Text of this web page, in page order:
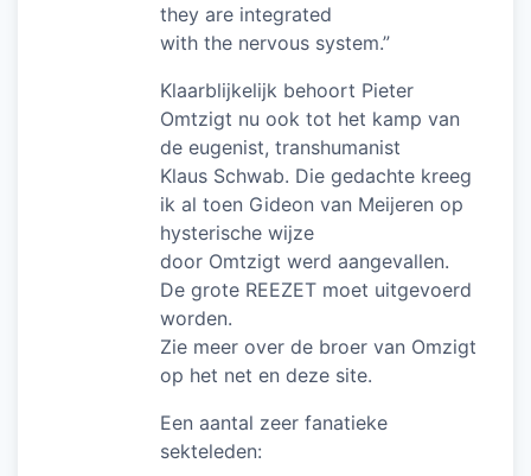
they are integrated
with the nervous system.”
Klaarblijkelijk behoort Pieter
Omtzigt nu ook tot het kamp van
de eugenist, transhumanist
Klaus Schwab. Die gedachte kreeg
ik al toen Gideon van Meijeren op
hysterische wijze
door Omtzigt werd aangevallen.
De grote REEZET moet uitgevoerd
worden.
Zie meer over de broer van Omzigt
op het net en deze site.
Een aantal zeer fanatieke
sekteleden: